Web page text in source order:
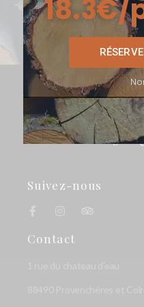
Suivez-nous
Contact
5 e